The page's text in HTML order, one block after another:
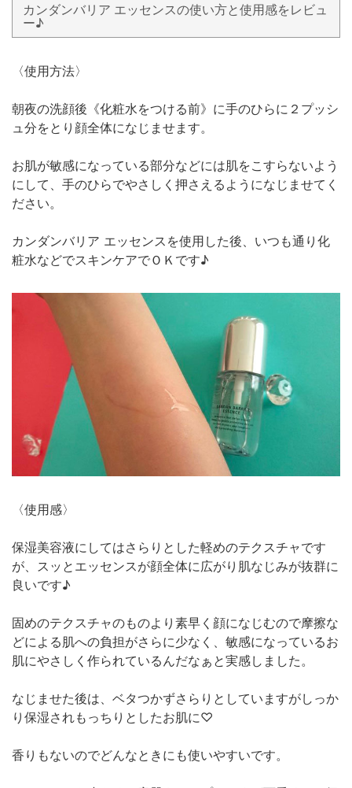
カンダンバリア エッセンスの使い方と使用感をレビュ
ー♪
〈使用方法〉
朝夜の洗顔後《化粧水をつける前》に手のひらに２プッシ
ュ分をとり顔全体になじませます。
お肌が敏感になっている部分などには肌をこすらないよう
にして、手のひらでやさしく押さえるようになじませてく
ださい。
カンダンバリア エッセンスを使用した後、いつも通り化
粧水などでスキンケアでＯＫです♪
〈使用感〉
保湿美容液にしてはさらりとした軽めのテクスチャです
が、スッとエッセンスが顔全体に広がり肌なじみが抜群に
良いです♪
固めのテクスチャのものより素早く顔になじむので摩擦な
どによる肌への負担がさらに少なく、敏感になっているお
肌にやさしく作られているんだなぁと実感しました。
なじませた後は、ベタつかずさらりとしていますがしっか
り保湿されもっちりとしたお肌に♡
香りもないのでどんなときにも使いやすいです。